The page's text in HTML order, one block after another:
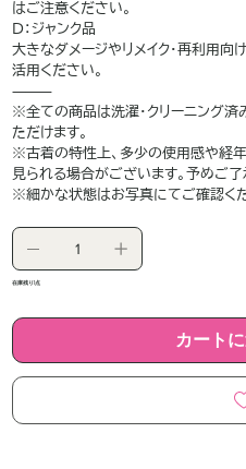
はご注意ください。
D：ジャンク品
大きなダメージやリメイク・再利用向
活用ください。
⸻
※全ての商品は洗濯・クリーニング済
ただけます。
※古着の特性上、多少の使用感や経年
見られる場合がございます。予めご了
※細かな状態はお写真にてご確認くだ
在庫残り1点
カート